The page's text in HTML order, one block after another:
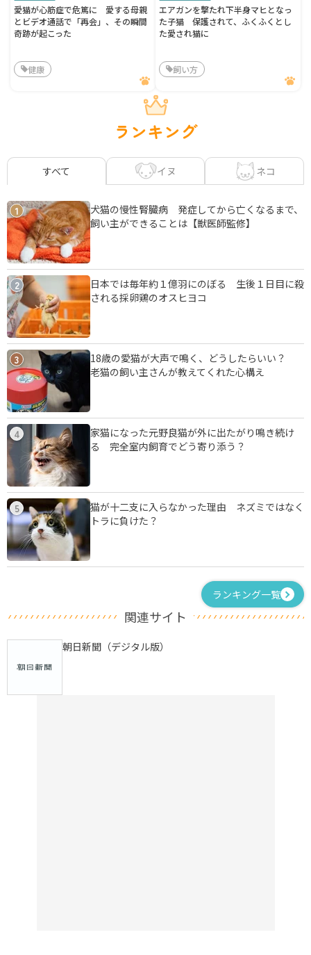
愛猫が心筋症で危篤に 愛する母親
とビデオ通話で「再会」、その瞬間
奇跡が起こった
健康
エアガンを撃たれ下半身マヒとなっ
た子猫 保護されて、ふくふくとし
た愛され猫に
飼い方
ランキング
すべて イヌ ネコ
1
犬猫の慢性腎臓病 発症してから亡くなるまで、
飼い主ができることは【獣医師監修】
2
日本では毎年約１億羽にのぼる 生後１日目に殺
される採卵鶏のオスヒヨコ
3
18歳の愛猫が大声で鳴く、どうしたらいい？
老猫の飼い主さんが教えてくれた心構え
4
家猫になった元野良猫が外に出たがり鳴き続け
る 完全室内飼育でどう寄り添う？
5
猫が十二支に入らなかった理由 ネズミではなく
トラに負けた？
ランキング一覧
関連サイト
朝日新聞（デジタル版）